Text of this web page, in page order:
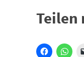
Teilen